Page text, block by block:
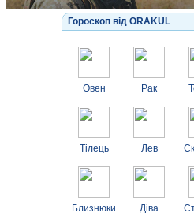
Гороскоп від ORAKUL
Овен
Тілець
Близнюки
Рак
Лев
Діва